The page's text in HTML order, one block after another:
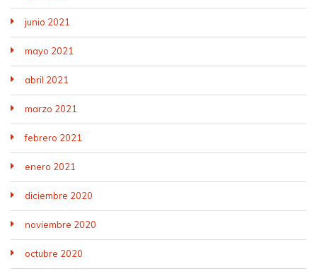
junio 2021
mayo 2021
abril 2021
marzo 2021
febrero 2021
enero 2021
diciembre 2020
noviembre 2020
octubre 2020